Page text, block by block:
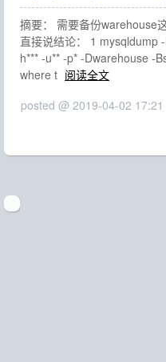
摘要： 需要备份warehouse
直接说结论： 1 mysqldump
h*** -u** -p* -Dwarehouse -
where t 阅读全文
posted @ 2019-04-02